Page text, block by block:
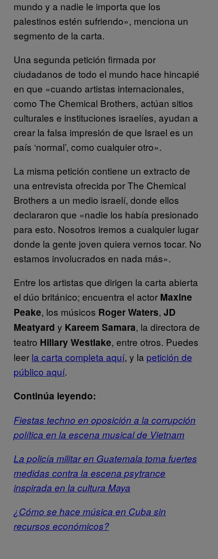
mundo y a nadie le importa que los
palestinos estén sufriendo», menciona un
segmento de la carta.
Una segunda petición firmada por
ciudadanos de todo el mundo hace hincapié
en que «cuando artistas internacionales,
como The Chemical Brothers, actúan sitios
culturales e instituciones israelíes, ayudan a
crear la falsa impresión de que Israel es un
país ‘normal’, como cualquier otro».
La misma petición contiene un extracto de
una entrevista ofrecida por The Chemical
Brothers a un medio israelí, donde ellos
declararon que «nadie los había presionado
para esto. Nosotros iremos a cualquier lugar
donde la gente joven quiera vernos tocar. No
estamos involucrados en nada más».
Entre los artistas que dirigen la carta abierta
el dúo británico; encuentra el actor Maxine
Peake, los músicos Roger Waters, JD
Meatyard y Kareem Samara, la directora de
teatro Hillary Westlake, entre otros. Puedes
leer la carta completa aquí, y la petición de
público aquí.
Continúa leyendo:
Fiestas techno en oposición a la corrupción
política en la escena musical de Vietnam
La policía militar en Guatemala toma fuertes
medidas contra la escena psytrance
inspirada en la cultura Maya
¿Cómo se hace música en Cuba sin
recursos económicos?